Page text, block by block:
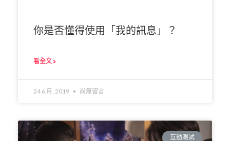
你是否懂得使用「我的訊息」？
看全文 »
24 6 月, 2019 尚無留言
互動測試